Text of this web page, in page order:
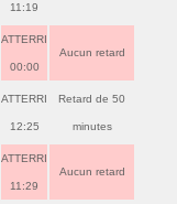
11:19
ATTERRI
00:00
Aucun retard
ATTERRI
12:25
Retard de 50
minutes
ATTERRI
11:29
Aucun retard